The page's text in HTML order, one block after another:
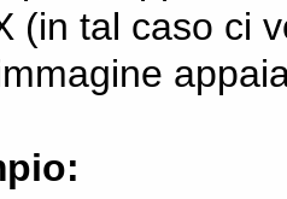
(in tal caso ci